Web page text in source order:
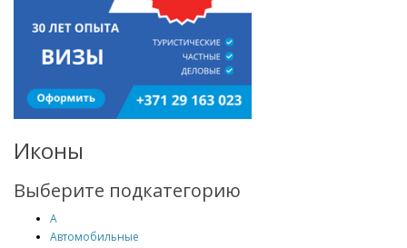
Иконы
Выберите подкатегорию
А
Автомобильные